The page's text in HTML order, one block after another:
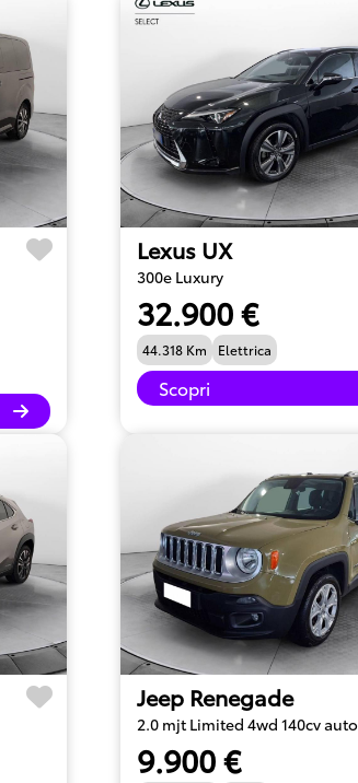
Lexus UX
300e Luxury
32.900 €
44.318 Km Elettrica
Scopri
Jeep Renegade
2.0 mjt Limited 4wd 140cv auto
9.900 €